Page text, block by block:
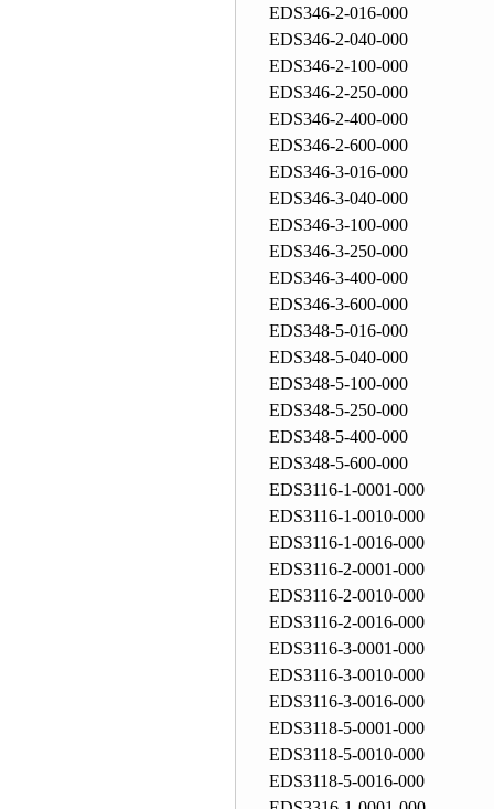
EDS346-2-016-000
EDS346-2-040-000
EDS346-2-100-000
EDS346-2-250-000
EDS346-2-400-000
EDS346-2-600-000
EDS346-3-016-000
EDS346-3-040-000
EDS346-3-100-000
EDS346-3-250-000
EDS346-3-400-000
EDS346-3-600-000
EDS348-5-016-000
EDS348-5-040-000
EDS348-5-100-000
EDS348-5-250-000
EDS348-5-400-000
EDS348-5-600-000
EDS3116-1-0001-000
EDS3116-1-0010-000
EDS3116-1-0016-000
EDS3116-2-0001-000
EDS3116-2-0010-000
EDS3116-2-0016-000
EDS3116-3-0001-000
EDS3116-3-0010-000
EDS3116-3-0016-000
EDS3118-5-0001-000
EDS3118-5-0010-000
EDS3118-5-0016-000